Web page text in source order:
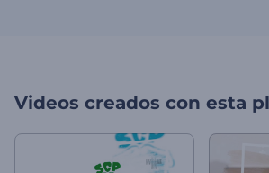
Videos creados con esta